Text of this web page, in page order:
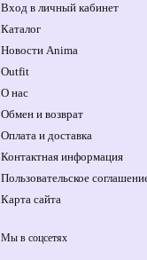
Вход в личный кабинет
Каталог
Новости Anima
Outfit
О нас
Обмен и возврат
Оплата и доставка
Контактная информация
Пользовательское
Карта сайта
Мы в соцсетях